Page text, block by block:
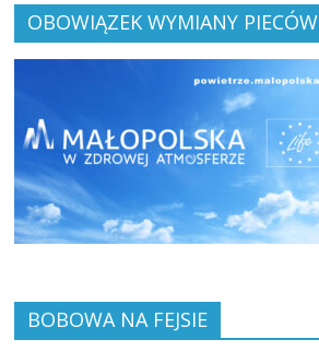
OBOWIĄZEK WYMIANY PIECÓW
BOBOWA NA FEJSIE